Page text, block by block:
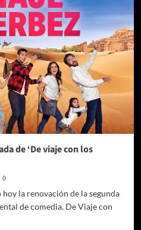
de ‘De viaje con los
0
la renovación de la segunda
de comedia, De Viaje con